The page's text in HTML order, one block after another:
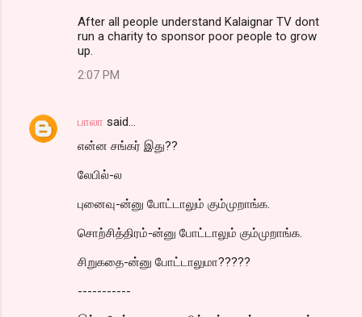
After all people understand Kalaignar TV dont
run a charity to sponsor poor people to grow
up.
2:07 PM
பாலா said…
என்ன சங்கர் இது??
லேபில்-ல
புனைவு-ன்னு போட்டாலும் கும்முறாங்க.
சொற்சித்திரம்-ன்னு போட்டாலும் கும்முறாங்க.
சிறுகதை-ன்னு போட்டாலுமா?????
-----------